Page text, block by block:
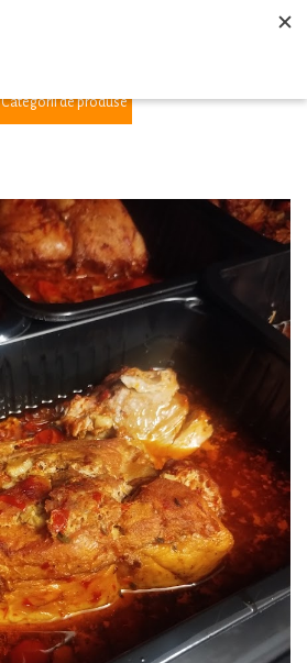
Categorii de produse